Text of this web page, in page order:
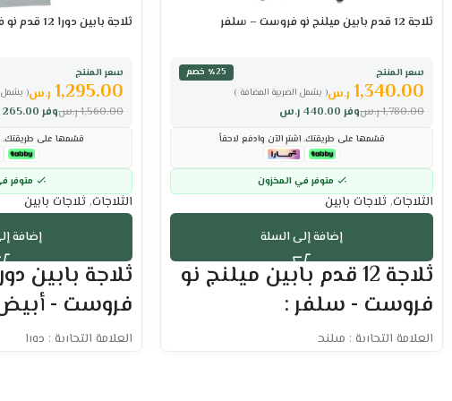
ثلاجة 12 قدم بابين ميلنج نو فروست – سلفر
سعر المنتج
٪25 خصم
( يشمل الضريبة المضافة )
1,340.00 ر.س
وفر 440.00 ر.س 1,780.00ر.س
قسّمها على طريقتك. اشترِ الآن وادفع لاحقاً
متوفر في المخزون
الثلاجات, ثلاجات بابين
إضافة إلى السلة
ثلاجة 12 قدم بابين ميلنج نو
فروست - سلفر :
العلامة التجارية : ميلنج
ثلاجة بابين دورا 12 قدم نو فروست – أبيض
سعر المنتج
( يشمل
1,295.00 ر.س
وفر 265.00 1,560.00ر.س
قسّمها على طريقتك.
متوفر
الثلاجات, ثلاجات بابين
إضافة
فروست -
العلامة التجارية : دورا